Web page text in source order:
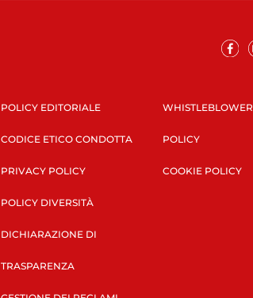
POLICY EDITORIALE
CODICE ETICO CONDOTTA
PRIVACY POLICY
POLICY DIVERSITÀ
DICHIARAZIONE DI
TRASPARENZA
WHISTLEBLOWER
POLICY
COOKIE POLICY